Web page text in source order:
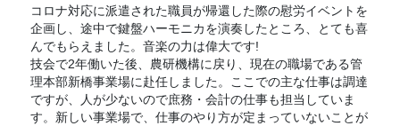
コロナ対応に派遣された職員が帰還した際の慰労イベントを
企画し、途中で鍵盤ハーモニカを演奏したところ、とても喜
んでもらえました。音楽の力は偉大です!
技会で2年働いた後、農研機構に戻り、現在の職場である管
理本部新橋事業場に赴任しました。ここでの主な仕事は調達
ですが、人が少ないので庶務・会計の仕事も担当していま
す。新しい事業場で、仕事のやり方が定まっていないことが